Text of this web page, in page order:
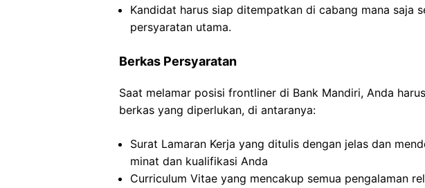
Kandidat harus siap ditempatkan di cabang mana saja
persyaratan utama.
Berkas Persyaratan
Saat melamar posisi frontliner di Bank Mandiri, Anda
berkas yang diperlukan, di antaranya:
Surat Lamaran Kerja yang ditulis dengan jelas dan
minat dan kualifikasi Anda
Curriculum Vitae yang mencakup semua pengalaman